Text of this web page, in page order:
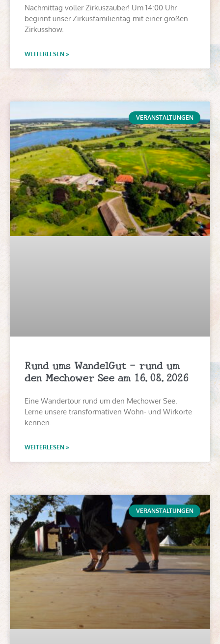
Nachmittag voller Zirkuszauber! Um 14:00 Uhr
beginnt unser Zirkusfamilientag mit einer großen
Zirkusshow.
WEITERLESEN »
VERANSTALTUNGEN
Rund ums WandelGut – rund um
den Mechower See am 16.08.2026
Eine Wandertour rund um den Mechower See.
Lerne unsere transformativen Wohn- und Wirkorte
kennen.
WEITERLESEN »
VERANSTALTUNGEN